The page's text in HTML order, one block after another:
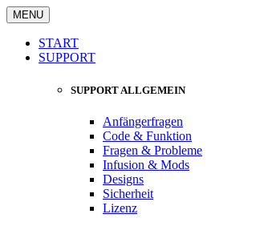
MENU
START
SUPPORT
SUPPORT ALLGEMEIN
Anfängerfragen
Code & Funktion
Fragen & Probleme
Infusion & Mods
Designs
Sicherheit
Lizenz